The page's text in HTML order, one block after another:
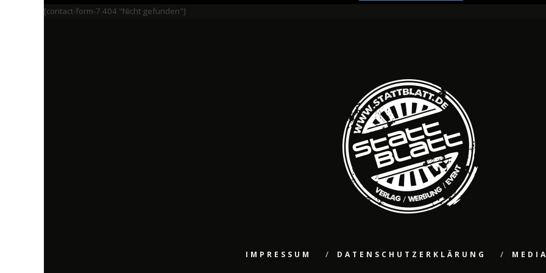
[contact-form-7 404 "Nicht gefunden"]
IMPRESSUM DATENSCHUTZERKLÄRUNG